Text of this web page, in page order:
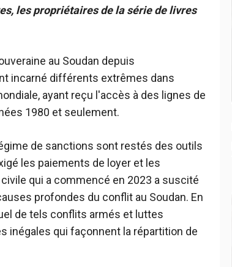
les propriétaires de la série de livres
au Soudan depuis
incarné différents extrêmes dans
ayant reçu l'accès à des lignes de
1980 et seulement.
de sanctions sont restés des outils
les paiements de loyer et les
qui a commencé en 2023 a suscité
profondes du conflit au Soudan. En
de tels conflits armés et luttes
inégales qui façonnent la répartition de